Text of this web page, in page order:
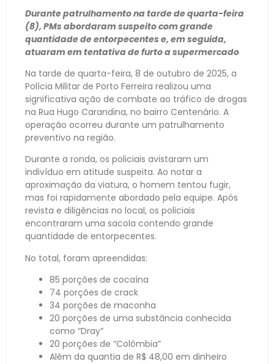
Durante patrulhamento na tarde de quarta-feira
(8), PMs abordaram suspeito com grande
quantidade de entorpecentes e, em seguida,
atuaram em tentativa de furto a supermercado
Na tarde de quarta-feira, 8 de outubro de 2025, a
Polícia Militar de Porto Ferreira realizou uma
significativa ação de combate ao tráfico de drogas
na Rua Hugo Carandina, no bairro Centenário. A
operação ocorreu durante um patrulhamento
preventivo na região.
Durante a ronda, os policiais avistaram um
indivíduo em atitude suspeita. Ao notar a
aproximação da viatura, o homem tentou fugir,
mas foi rapidamente abordado pela equipe. Após
revista e diligências no local, os policiais
encontraram uma sacola contendo grande
quantidade de entorpecentes.
No total, foram apreendidas:
85 porções de cocaína
74 porções de crack
34 porções de maconha
20 porções de uma substância conhecida
como “Dray”
20 porções de “Colômbia”
Além da quantia de R$ 48,00 em dinheiro